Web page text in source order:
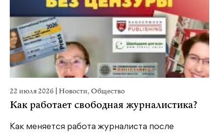
22 июля 2026 Новости,Общество
Как работает свободная журналистика?
Как меняется работа журналиста после